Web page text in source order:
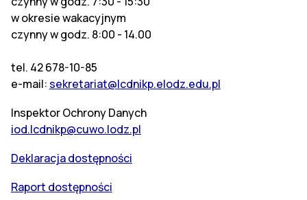
w okresie wakacyjnym
czynny w godz. 8:00 - 14.00
tel. 42 678-10-85
e-mail:sekretariat@lcdnikp.elodz.edu.pl
Inspektor Ochrony Danych
iod.lcdnikp@cuwo.lodz.pl
Deklaracja dostępności
Raport dostępności